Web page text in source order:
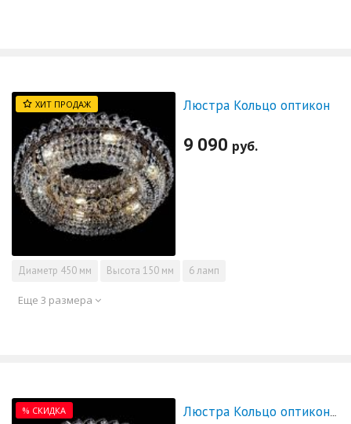
ХИТ ПРОДАЖ Люстра Кольцо оптикон
9 090 руб.
Диаметр 450 мм Высота 150 мм 6 ламп
Еще 3 размера
% СКИДКА Люстра Кольцо оптикон 500 - СКИДКА!!!